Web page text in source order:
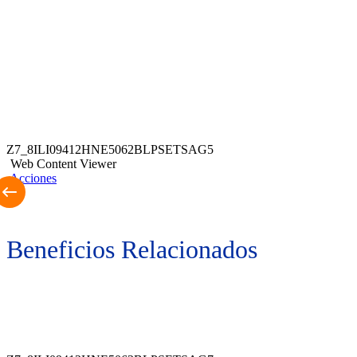
Z7_8ILI09412HNE5062BLPSETSAG5
Web Content Viewer
Acciones
Beneficios Relacionados